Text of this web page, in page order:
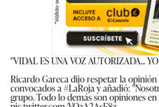
"VIDAL ES UNA VOZ AUTORIZADA...
Ricardo Gareca dijo respetar la
convocados a#LaRojay añadió:
grupo. Todo lo demás son opiniones